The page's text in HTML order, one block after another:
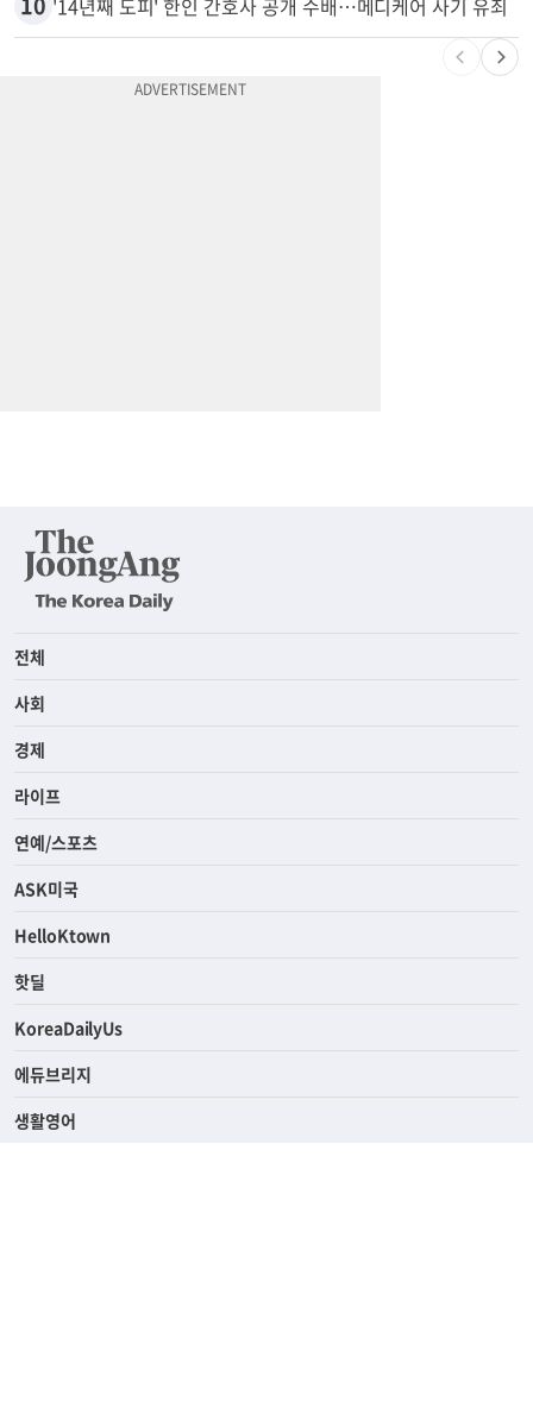
전체
사회
경제
라이프
연예/스포츠
ASK미국
HelloKtown
핫딜
KoreaDailyUs
에듀브리지
생활영어